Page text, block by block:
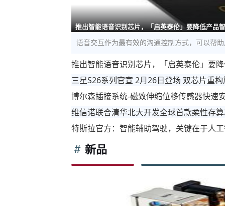
推出智能语音识别芯片，「启英泰伦」要降低产品
语音交互作为最有效的沟通控制方式，可以帮
推出智能语音识别芯片，「启英泰伦」要
三星S26系列官宣 2月26日登场 双芯片重
博尔森插接系统-磁致伸缩位移传感器快速
维信诺联合清华北大开发全球首款柔性存
特斯拉官方：智能辅助驾驶，关键在于人
新品